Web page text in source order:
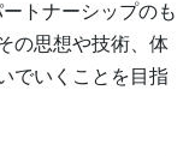
トナーシップのも
の思想や技術、体
でいくことを目指